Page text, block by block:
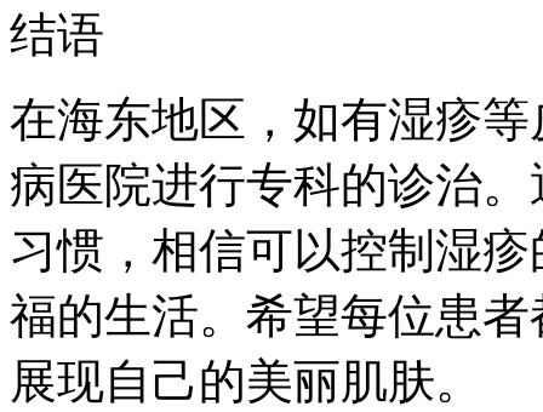
结语
在海东地区，如有湿疹
病医院进行专科的诊治
习惯，相信可以控制湿
福的生活。希望每位患
展现自己的美丽肌肤。